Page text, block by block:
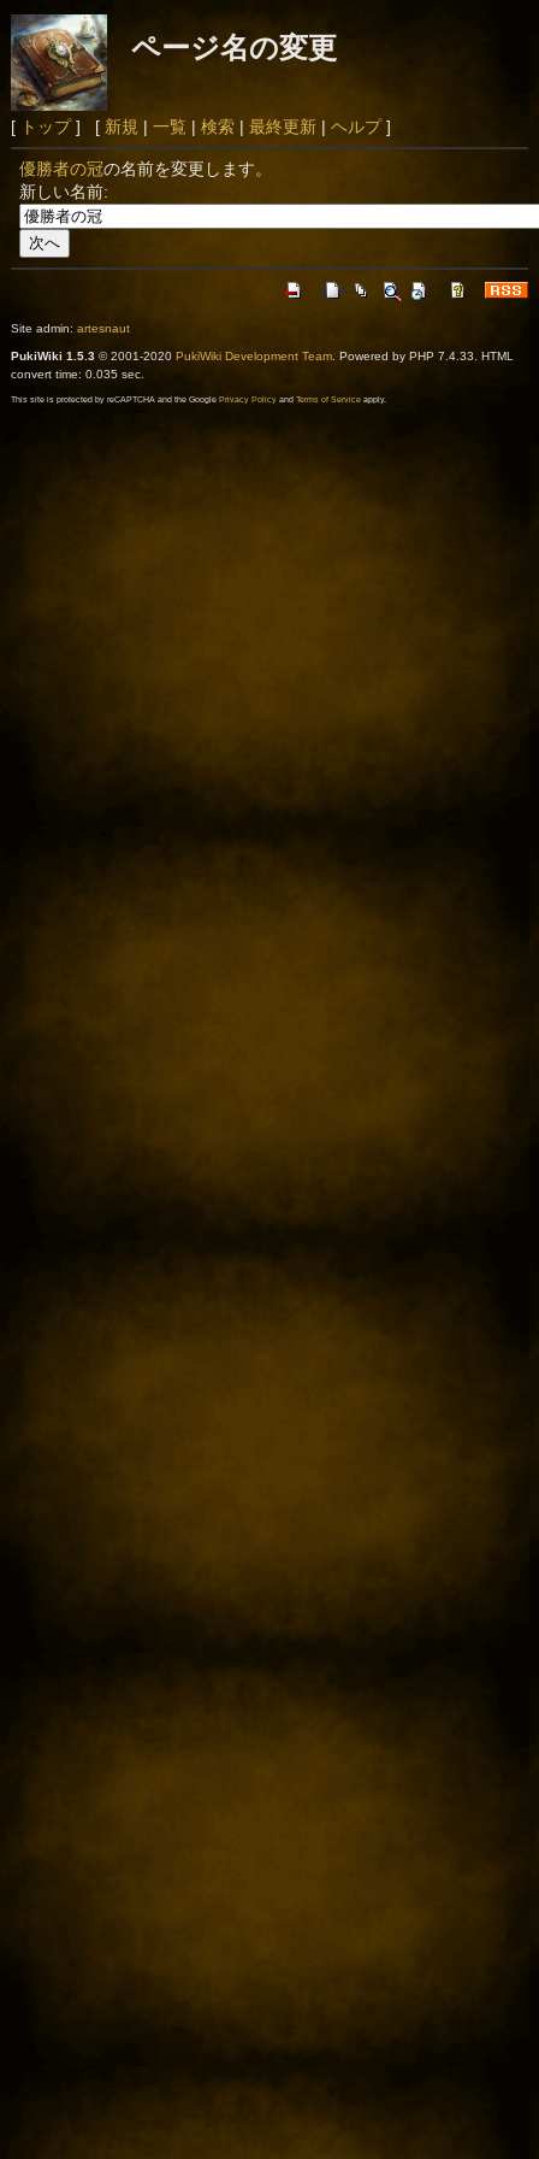
ページ名の変更
[ トップ] [ 新規 | 一覧 | 検索| 最終更新| ヘルプ]
優勝者の冠の名前を変更します。
新しい名前:
Site admin: artesnaut
PukiWiki 1.5.3© 2001-2020 PukiWiki Development Team. Powered by PHP 7.4.33. HTML
convert time: 0.035 sec.
This site is protected by reCAPTCHA and the Google Privacy Policyand Terms of Serviceapply.